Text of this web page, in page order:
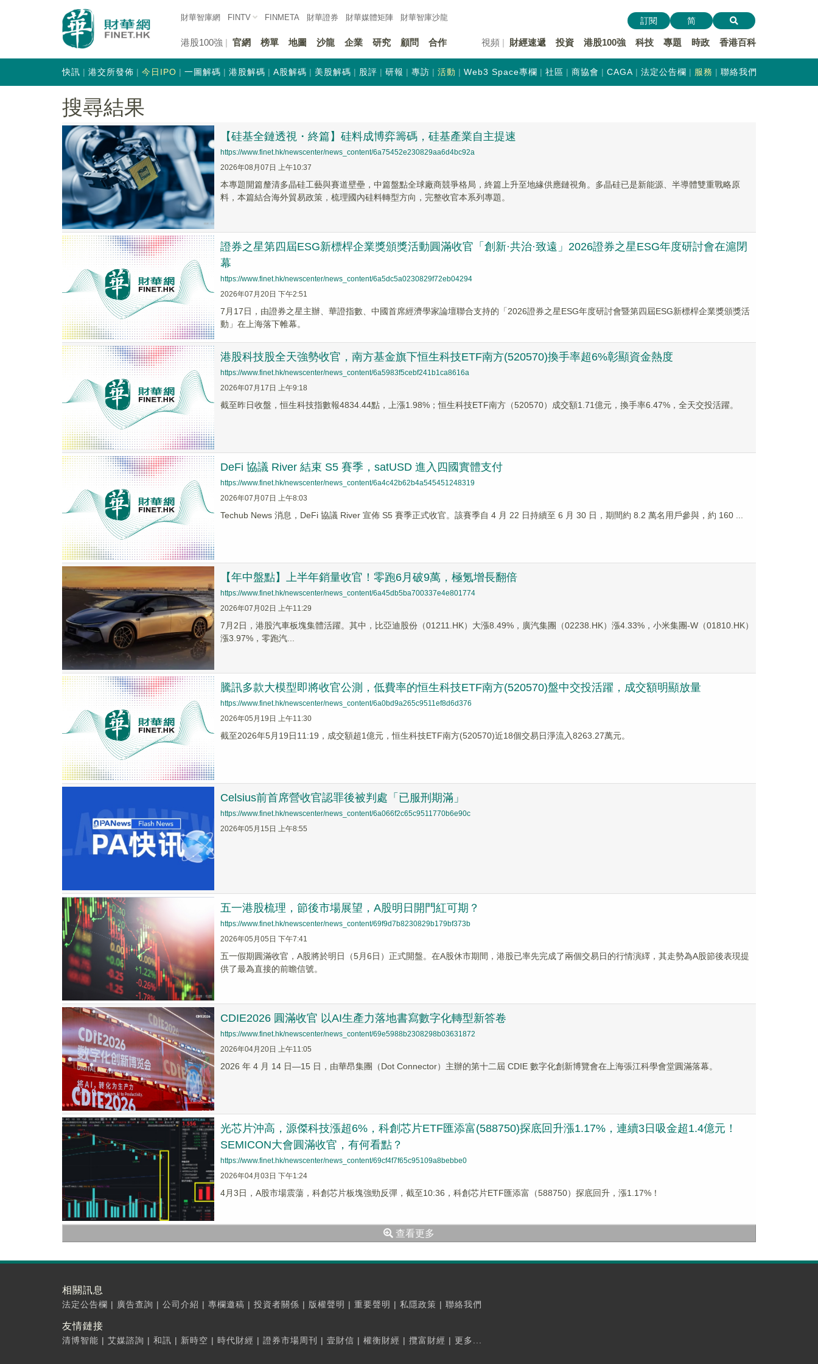
財華智庫網 FINTV FINMETA 財華證券 財華媒體矩陣 財華智庫沙龍
港股100強 官網 榜單 地圖 沙龍 企業 研究 顧問 合作 視頻 財經速遞 投資 港股100強 科技 專題 時政 香港百科
訂閱 简
快訊 港交所發佈 今日IPO 一圖解碼 港股解碼 A股解碼 美股解碼 股評 研報 專訪 活動 Web3 Space專欄 社區 商協會 CAGA 法定公告欄 服務 聯絡我們
搜尋結果
【硅基全鏈透視・終篇】硅料成博弈籌碼，硅基產業自主提速
https://www.finet.hk/newscenter/news_content/6a75452e230829aa6d4bc92a
2026年08月07日 上午10:37
本專題開篇釐清多晶硅工藝與賽道壁壘，中篇盤點全球廠商競爭格局，終篇上升至地緣供應鏈視角。多晶硅已是新能源、半導體雙重戰略原
料，本篇結合海外貿易政策，梳理國內硅料轉型方向，完整收官本系列專題。
證券之星第四屆ESG新標桿企業獎頒獎活動圓滿收官「創新·共治·致遠」2026證券之星ESG年度研討會在滬閉
幕
https://www.finet.hk/newscenter/news_content/6a5dc5a0230829f72eb04294
2026年07月20日 下午2:51
7月17日，由證券之星主辦、華證指數、中國首席經濟學家論壇聯合支持的「2026證券之星ESG年度研討會暨第四屆ESG新標桿企業獎頒獎活
動」在上海落下帷幕。
港股科技股全天強勢收官，南方基金旗下恒生科技ETF南方(520570)換手率超6%彰顯資金熱度
https://www.finet.hk/newscenter/news_content/6a5983f5cebf241b1ca8616a
2026年07月17日 上午9:18
截至昨日收盤，恒生科技指數報4834.44點，上漲1.98%；恒生科技ETF南方（520570）成交額1.71億元，換手率6.47%，全天交投活躍。
DeFi 協議 River 結束 S5 賽季，satUSD 進入四國實體支付
https://www.finet.hk/newscenter/news_content/6a4c42b62b4a545451248319
2026年07月07日 上午8:03
Techub News 消息，DeFi 協議 River 宣佈 S5 賽季正式收官。該賽季自 4 月 22 日持續至 6 月 30 日，期間約 8.2 萬名用戶參與，約 160 ...
【年中盤點】上半年銷量收官！零跑6月破9萬，極氪增長翻倍
https://www.finet.hk/newscenter/news_content/6a45db5ba700337e4e801774
2026年07月02日 上午11:29
7月2日，港股汽車板塊集體活躍。其中，比亞迪股份（01211.HK）大漲8.49%，廣汽集團（02238.HK）漲4.33%，小米集團-W（01810.HK）
漲3.97%，零跑汽...
騰訊多款大模型即將收官公測，低費率的恒生科技ETF南方(520570)盤中交投活躍，成交額明顯放量
https://www.finet.hk/newscenter/news_content/6a0bd9a265c9511ef8d6d376
2026年05月19日 上午11:30
截至2026年5月19日11:19，成交額超1億元，恒生科技ETF南方(520570)近18個交易日淨流入8263.27萬元。
Celsius前首席營收官認罪後被判處「已服刑期滿」
https://www.finet.hk/newscenter/news_content/6a066f2c65c9511770b6e90c
2026年05月15日 上午8:55
五一港股梳理，節後市場展望，A股明日開門紅可期？
https://www.finet.hk/newscenter/news_content/69f9d7b8230829b179bf373b
2026年05月05日 下午7:41
五一假期圓滿收官，A股將於明日（5月6日）正式開盤。在A股休市期間，港股已率先完成了兩個交易日的行情演繹，其走勢為A股節後表現提
供了最為直接的前瞻信號。
CDIE2026 圓滿收官 以AI生產力落地書寫數字化轉型新答卷
https://www.finet.hk/newscenter/news_content/69e5988b2308298b03631872
2026年04月20日 上午11:05
2026 年 4 月 14 日—15 日，由華昂集團（Dot Connector）主辦的第十二屆 CDIE 數字化創新博覽會在上海張江科學會堂圓滿落幕。
光芯片沖高，源傑科技漲超6%，科創芯片ETF匯添富(588750)探底回升漲1.17%，連續3日吸金超1.4億元！
SEMICON大會圓滿收官，有何看點？
https://www.finet.hk/newscenter/news_content/69cf4f7f65c95109a8bebbe0
2026年04月03日 下午1:24
4月3日，A股市場震蕩，科創芯片板塊強勁反彈，截至10:36，科創芯片ETF匯添富（588750）探底回升，漲1.17%！
查看更多
相關訊息
法定公告欄 | 廣告查詢 | 公司介紹 | 專欄邀稿 | 投資者關係 | 版權聲明 | 重要聲明 | 私隱政策 | 聯絡我們
友情鏈接
清博智能 | 艾媒諮詢 | 和訊 | 新時空 | 時代財經 | 證券市場周刊 | 壹財信 | 權衡財經 | 攬富財經 | 更多...